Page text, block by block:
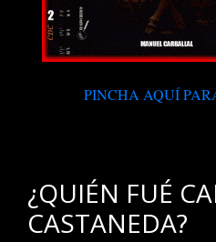
PINCHA AQUÍ
¿QUIÉN FUÉ
CASTANEDA?